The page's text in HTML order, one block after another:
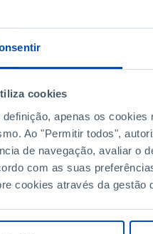
cookies
apenas os
Ao "Permitir todos",
de navegação, avaliar o
com as suas
cookies através da gestão